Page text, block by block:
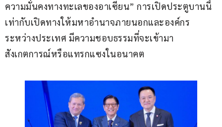
ความมั่นคงทางทะเลของอาเซียน” การเปิดประตูบานนี้
เท่ากับเปิดทางให้มหาอำนาจภายนอกและองค์กร
ระหว่างประเทศ มีความชอบธรรมที่จะเข้ามา
สังเกตการณ์หรือแทรกแซงในอนาคต